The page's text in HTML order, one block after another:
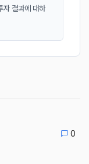
자 결과에 대하
0